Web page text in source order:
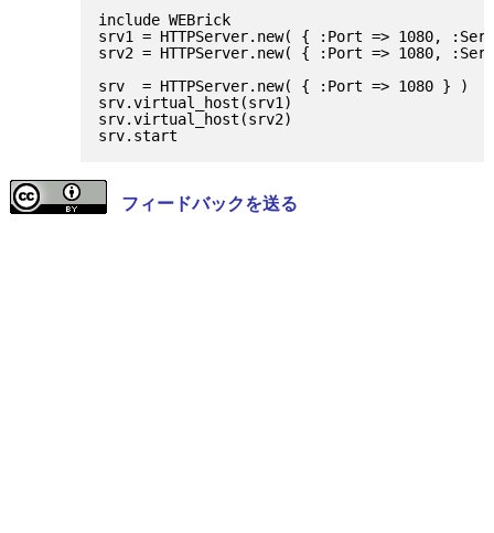
include WEBrick
srv1 = HTTPServer.new( { :Port => 1080,
srv2 = HTTPServer.new( { :Port => 1080,
srv  = HTTPServer.new( { :Port => 1080 } )
srv.virtual_host(srv1)
srv.virtual_host(srv2)
フィードバックを送る